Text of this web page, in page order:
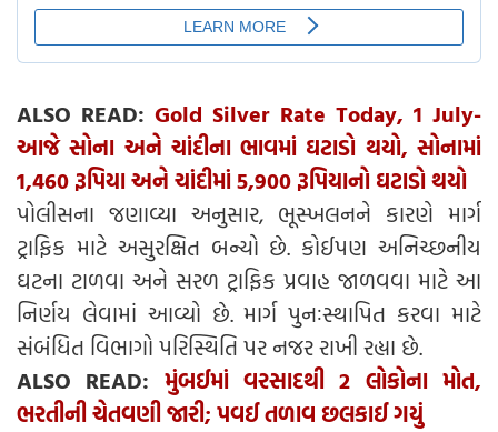
ALSO READ:Gold Silver Rate Today, 1 July-
આજે સોના અને ચાંદીના ભાવમાં ઘટાડો થયો, સોનામાં
1,460 રૂપિયા અને ચાંદીમાં 5,900 રૂપિયાનો ઘટાડો થયો
પોલીસના જણાવ્યા અનુસાર, ભૂસ્ખલનને કારણે માર્ગ
ટ્રાફિક માટે અસુરક્ષિત બન્યો છે. કોઈપણ અનિચ્છનીય
ઘટના ટાળવા અને સરળ ટ્રાફિક પ્રવાહ જાળવવા માટે આ
નિર્ણય લેવામાં આવ્યો છે. માર્ગ પુનઃસ્થાપિત કરવા માટે
સંબંધિત વિભાગો પરિસ્થિતિ પર નજર રાખી રહ્યા છે.
ALSO READ: મુંબઈમાં વરસાદથી 2 લોકોના મોત,
ભરતીની ચેતવણી જારી; પવઈ તળાવ છલકાઈ ગયું